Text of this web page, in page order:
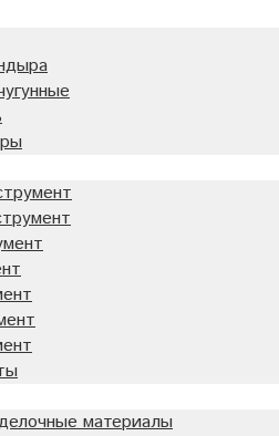
материалы